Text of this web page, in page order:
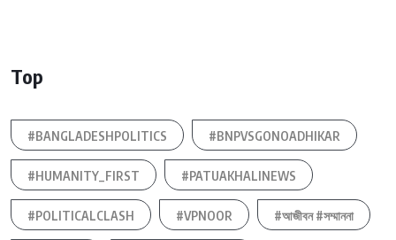
Top
#BANGLADESHPOLITICS #BNPVSGONOADHIKAR
#HUMANITY_FIRST #PATUAKHALINEWS
#POLITICALCLASH #VPNOOR #আজীবন #সম্মাননা